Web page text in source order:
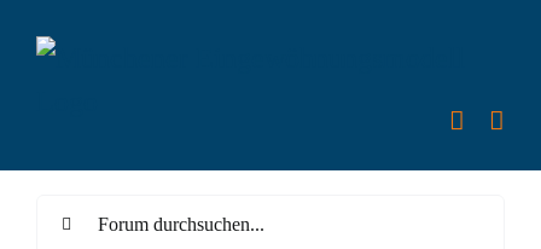
Inhalt